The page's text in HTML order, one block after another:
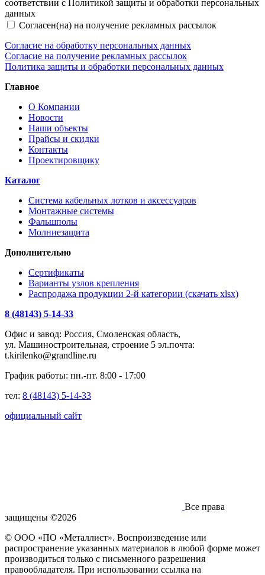
соответствии с Политикой защиты и обработки персональных
данных
Согласен(на) на получение рекламных рассылок
Согласие на обработку персональных данных
Согласие на получение рекламных рассылок
Политика защиты и обработки персональных данных
Главное
О Компании
Новости
Наши объекты
Прайсы и скидки
Контакты
Проектировщику
Каталог
Система кабельных лотков и аксессуаров
Монтажные системы
Фальшполы
Молниезащита
Дополнительно
Сертификаты
Варианты узлов крепления
Распродажа продукции 2-й категории (скачать xlsx)
8 (48143) 5-14-33
Офис и завод: Россия, Смоленская область,
ул. Машиностроительная, строение 5 эл.почта:
t.kirilenko@grandline.ru
График работы: пн.-пт. 8:00 - 17:00
тел: 8 (48143) 5-14-33
официальный сайт
Все права
защищены ©2026
© ООО «ПО «Металлист». Воспроизведение или
распространение указанных материалов в любой форме может
производиться только с письменного разрешения
правообладателя. При использовании ссылка на